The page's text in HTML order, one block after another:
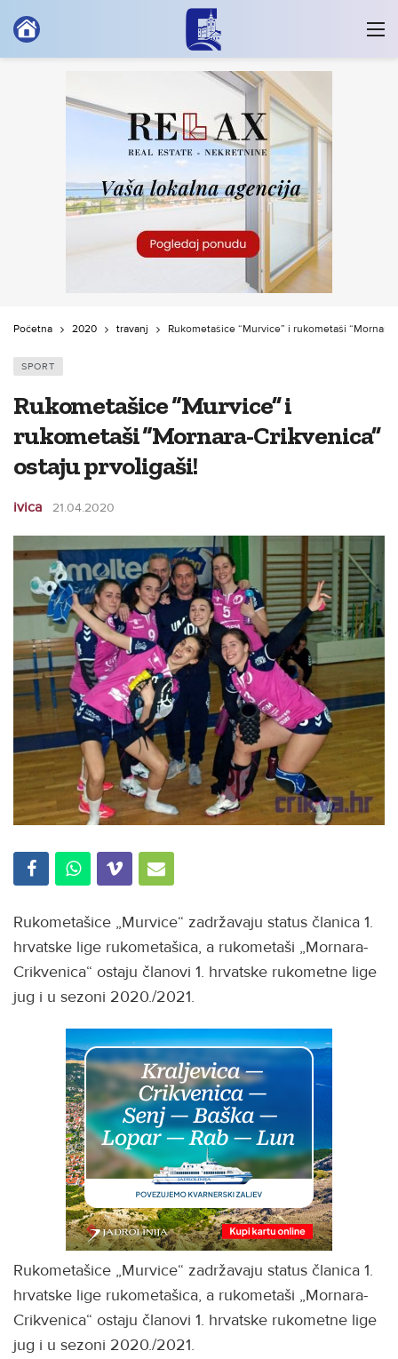
Početna 2020 travanj Rukometašice “Murvice” i rukometaši
SPORT
Rukometašice “Murvice” i
rukometaši “Mornara-Crikvenica”
ostaju prvoligaši!
ivica 21.04.2020
Rukometašice „Murvice“ zadržavaju status članica 1.
hrvatske lige rukometašica, a rukometaši „Mornara-
Crikvenica“ ostaju članovi 1. hrvatske rukometne lige
jug i u sezoni 2020./2021.
Rukometašice „Murvice“ zadržavaju status članica 1.
hrvatske lige rukometašica, a rukometaši „Mornara-
Crikvenica“ ostaju članovi 1. hrvatske rukometne lige
jug i u sezoni 2020./2021.